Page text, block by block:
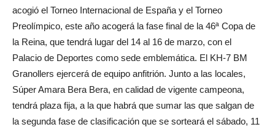
acogió el Torneo Internacional de España y el Torneo
Preolímpico, este año acogerá la fase final de la 46ª Copa de
la Reina, que tendrá lugar del 14 al 16 de marzo, con el
Palacio de Deportes como sede emblemática. El KH-7 BM
Granollers ejercerá de equipo anfitrión. Junto a las locales,
Súper Amara Bera Bera, en calidad de vigente campeona,
tendrá plaza fija, a la que habrá que sumar las que salgan de
la segunda fase de clasificación que se sorteará el sábado, 11